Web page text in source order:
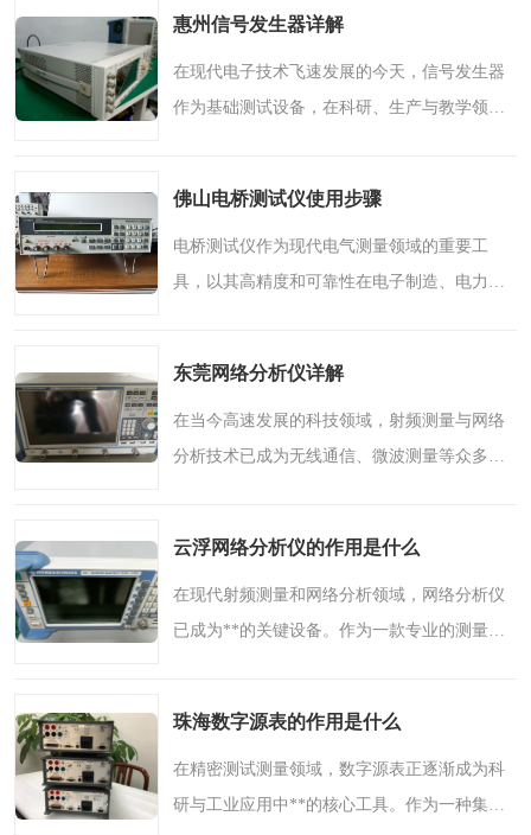
抗分析仪，正等待专业..
惠州信号发生器详解
在现代电子技术飞速发展的今天，信号发生器
作为基础测试设备，在科研、生产与教学领域
靠保障，成为工程师..
佛山电桥测试仪使用步骤
电桥测试仪作为现代电气测量领域的重要工
具，以其高精度和可靠性在电子制造、电力维
项，帮助用户充分发挥..
东莞网络分析仪详解
在当今高速发展的科技领域，射频测量与网络
分析技术已成为无线通信、微波测量等众多行
术，为客户提供高性..
云浮网络分析仪的作用是什么
在现代射频测量和网络分析领域，网络分析仪
已成为**的关键设备。作为一款专业的测量工
测量、雷达系统等应..
珠海数字源表的作用是什么
在精密测试测量领域，数字源表正逐渐成为科
研与工业应用中**的核心工具。作为一种集高